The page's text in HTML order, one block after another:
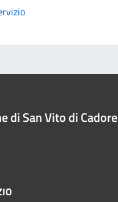
di San Vito di Cadore